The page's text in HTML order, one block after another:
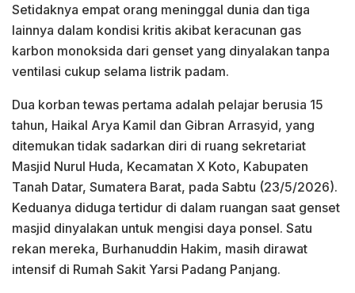
Setidaknya empat orang meninggal dunia dan tiga
lainnya dalam kondisi kritis akibat keracunan gas
karbon monoksida dari genset yang dinyalakan tanpa
ventilasi cukup selama listrik padam.
Dua korban tewas pertama adalah pelajar berusia 15
tahun, Haikal Arya Kamil dan Gibran Arrasyid, yang
ditemukan tidak sadarkan diri di ruang sekretariat
Masjid Nurul Huda, Kecamatan X Koto, Kabupaten
Tanah Datar, Sumatera Barat, pada Sabtu (23/5/2026).
Keduanya diduga tertidur di dalam ruangan saat genset
masjid dinyalakan untuk mengisi daya ponsel. Satu
rekan mereka, Burhanuddin Hakim, masih dirawat
intensif di Rumah Sakit Yarsi Padang Panjang.